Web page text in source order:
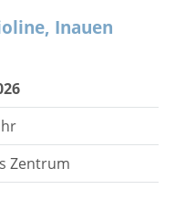
Inauen
Zentrum